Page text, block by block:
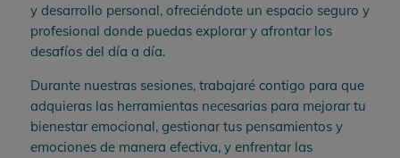
y desarrollo personal, ofreciéndote un espacio seguro y
profesional donde puedas explorar y afrontar los
desafíos del día a día.
Durante nuestras sesiones, trabajaré contigo para que
adquieras las herramientas necesarias para mejorar tu
bienestar emocional, gestionar tus pensamientos y
emociones de manera efectiva, y enfrentar las